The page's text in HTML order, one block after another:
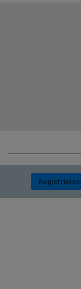
Registrieren